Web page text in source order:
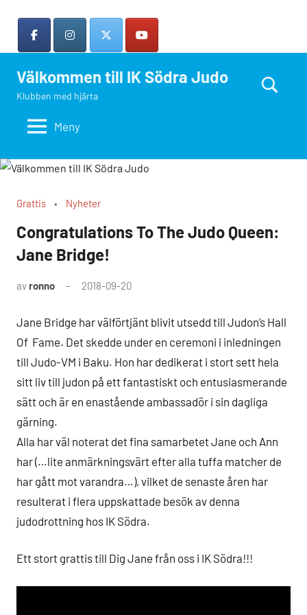
innehåll
Välkommen till IK Södra Judo
Klubben med hjärta
Meny
Grattis Nyheter
Congratulations To The Judo Queen:
Jane Bridge!
avronno 2018-09-20
Jane Bridge har välförtjänt blivit utsedd till Judon’s Hall
Of Fame. Det skedde under en ceremoni i inledningen
till Judo-VM i Baku. Hon har dedikerat i stort sett hela
sitt liv till judon på ett fantastiskt och entusiasmerande
sätt och är en enastående ambassadör i sin dagliga
gärning.
Alla har väl noterat det fina samarbetet Jane och Ann
har (…lite anmärkningsvärt efter alla tuffa matcher de
har gått mot varandra…), vilket de senaste åren har
resulterat i flera uppskattade besök av denna
judodrottning hos IK Södra.
Ett stort grattis till Dig Jane från oss i IK Södra!!!